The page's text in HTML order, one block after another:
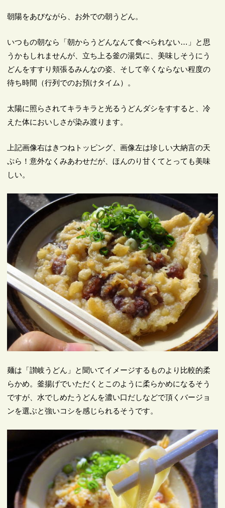
朝陽をあびながら、お外での朝うどん。
いつもの朝なら「朝からうどんなんて食べられない…」と思
うかもしれませんが、立ち上る釜の湯気に、美味しそうにう
どんをすすり頬張るみんなの姿、そして辛くならない程度の
待ち時間（行列でのお預けタイム）。
太陽に照らされてキラキラと光るうどんダシをすすると、冷
えた体においしさが染み渡ります。
上記画像右はきつねトッピング、画像左は珍しい大納言の天
ぷら！意外なくみあわせだが、ほんのり甘くてとっても美味
しい。
麺は「讃岐うどん」と聞いてイメージするものより比較的柔
らかめ。釜揚げでいただくとこのように柔らかめになるそう
ですが、水でしめたうどんを濃い口だしなどで頂くバージョ
ンを選ぶと強いコシを感じられるそうです。